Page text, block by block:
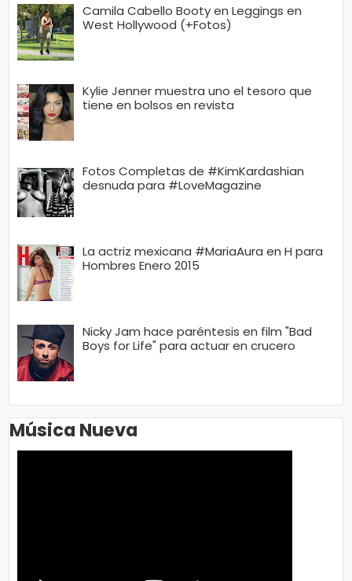
Camila Cabello Booty en Leggings en
West Hollywood (+Fotos)
Kylie Jenner muestra uno el tesoro que
tiene en bolsos en revista
Fotos Completas de #KimKardashian
desnuda para #LoveMagazine
La actriz mexicana #MariaAura en H para
Hombres Enero 2015
Nicky Jam hace paréntesis en film "Bad
Boys for Life" para actuar en crucero
Música Nueva